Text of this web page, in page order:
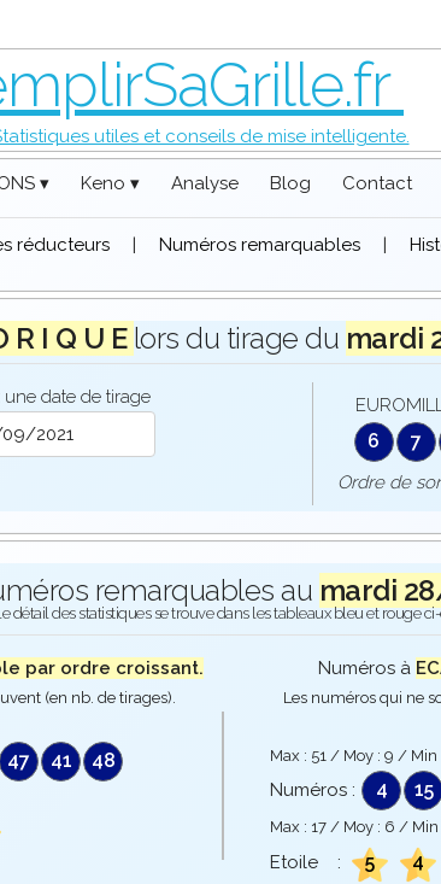
utiles et conseils de mise intelligente.
▾ Keno ▾ Analyse Blog Contact
réducteurs | Numéros remarquables |
R I Q U E lors du tirage du mardi
date de tirage
6 7
Ordre de
remarquables au mardi
détail des statistiques se trouve dans les tableaux bleu et rouge
par ordre croissant.
(en nb. de tirages).
47 41 48
Numéros à
Les numéros qui ne
Max : 51 / Moy : 9 / Min
Numéros : 4 15
Max : 17 / Moy : 6 / Min
Etoile : 5 4